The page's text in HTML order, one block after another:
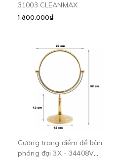
31003 CLEANMAX
1.800.000₫
Gương trang điểm để bàn
phóng đại 3X - 34408V